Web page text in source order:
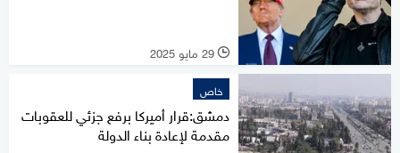
l 29 مايو 2025
خاص
دمشق:قرار أميركا برفع جزئي للعقوبات
مقدمة لإعادة بناء الدولة